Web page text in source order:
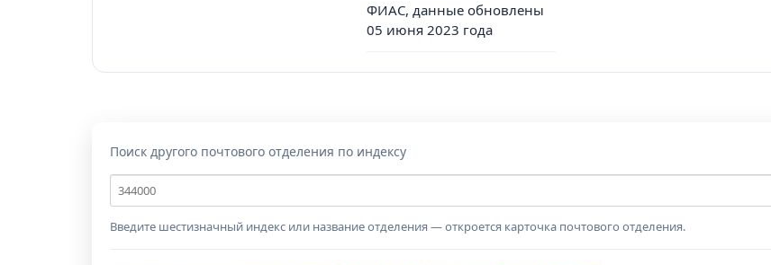
ФИАС, данные обновлены
05 июня 2023 года
Поиск другого почтового отделения по индексу
Почтовый
индекс
Введите шестизначный индекс или название отделения — откроется карточка почтового отделения.